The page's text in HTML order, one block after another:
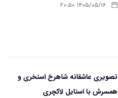
۱۴۰۵/۰۵/۱۶ ۲۰:۵۰
تصویری عاشقانه شاهرخ استخری و
همسرش با استایل لاکچری